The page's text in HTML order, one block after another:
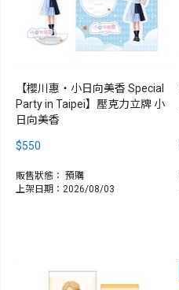
【櫻川惠・小日向美香 Special
Party in Taipei】壓克力立牌 小
日向美香
$550
販售狀態： 預購
上架日期：2026/08/03